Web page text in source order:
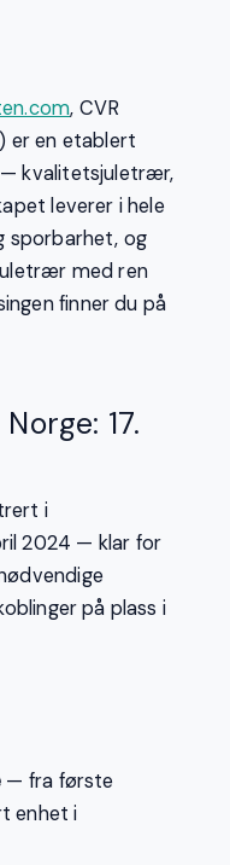
, CVR
er en etablert
kvalitetsjuletrær,
leverer i hele
sporbarhet, og
med ren
finner du på
17.
i
2024 — klar for
på plass i
— fra første
enhet i